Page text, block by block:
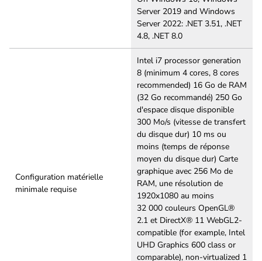
Server 2019 and Windows
Server 2022: .NET 3.51, .NET
4.8, .NET 8.0
Configuration matérielle
minimale requise
Intel i7 processor generation
8 (minimum 4 cores, 8 cores
recommended) 16 Go de RAM
(32 Go recommandé) 250 Go
d'espace disque disponible
300 Mo/s (vitesse de transfert
du disque dur) 10 ms ou
moins (temps de réponse
moyen du disque dur) Carte
graphique avec 256 Mo de
RAM, une résolution de
1920x1080 au moins
32 000 couleurs OpenGL®
2.1 et DirectX® 11 WebGL2-
compatible (for example, Intel
UHD Graphics 600 class or
comparable), non-virtualized 1